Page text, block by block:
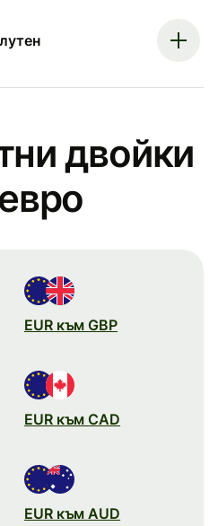
двойки
EUR към GBP
EUR към CAD
EUR към AUD